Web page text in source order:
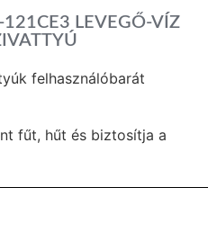
121CE3 LEVEGŐ-VÍZ
felhasználóbarát
fűt, hűt és biztosítja a